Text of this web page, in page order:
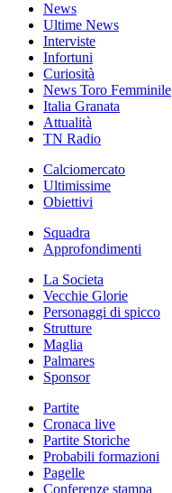
News
Ultime News
Interviste
Infortuni
Curiosità
News Toro Femminile
Italia Granata
Attualità
TN Radio
Calciomercato
Ultimissime
Obiettivi
Squadra
Approfondimenti
La Societa
Vecchie Glorie
Personaggi di spicco
Strutture
Maglia
Palmares
Sponsor
Partite
Cronaca live
Partite Storiche
Probabili formazioni
Pagelle
Conferenze stampa